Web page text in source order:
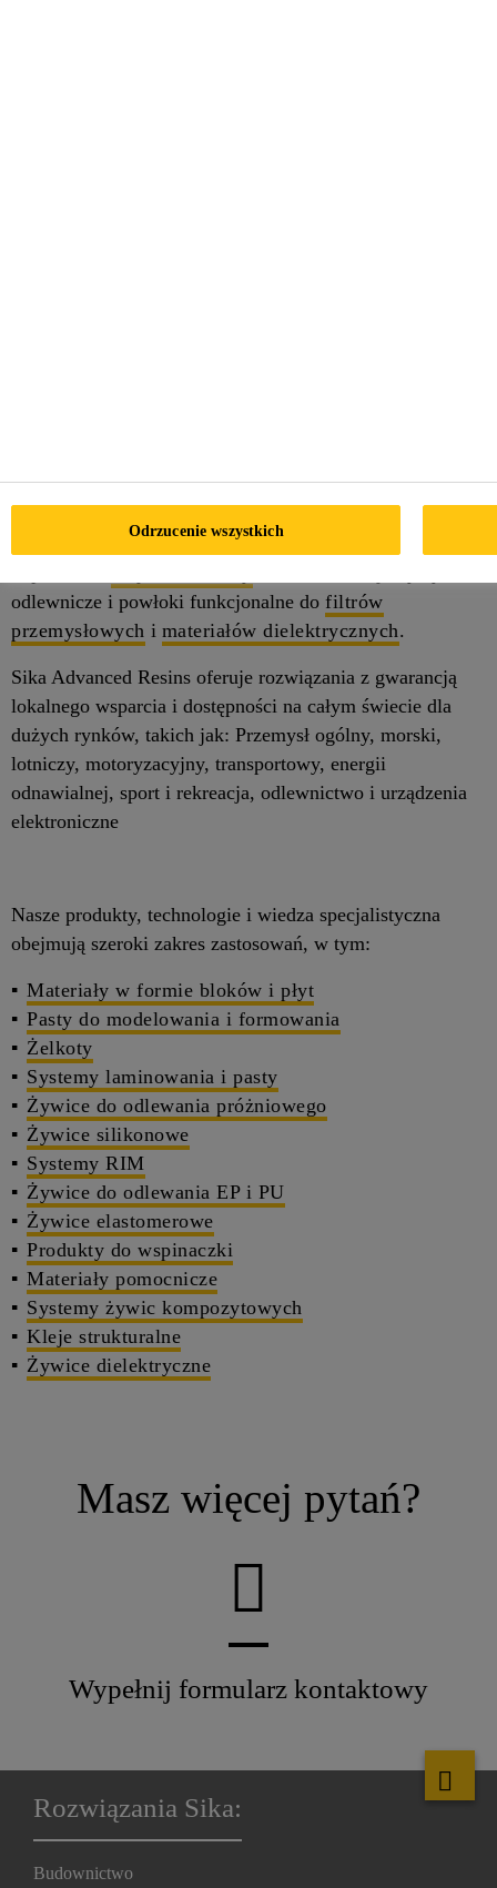
materiałówkompozytowych. Sika Advanced Resins
materiałów kompozytowych, od modelu do detalu, w tym
odlewnicze i powłoki funkcjonalne do filtrów
przemysłowych i materiałów dielektrycznych.
Sika Advanced Resins oferuje rozwiązania z gwarancją
lokalnego wsparcia i dostępności na całym świecie dla
dużych rynków, takich jak: Przemysł ogólny, morski,
lotniczy, motoryzacyjny, transportowy, energii
odnawialnej, sport i rekreacja, odlewnictwo i urządzenia
elektroniczne
Nasze produkty, technologie i wiedza specjalistyczna
obejmują szeroki zakres zastosowań, w tym:
Materiały w formie bloków i płyt
Pasty do modelowania i formowania
Żelkoty
Systemy laminowania i pasty
Żywice do odlewania próżniowego
Żywice silikonowe
Systemy RIM
Żywice do odlewania EP i PU
Żywice elastomerowe
Produkty do wspinaczki
Materiały pomocnicze
Systemy żywic kompozytowych
Kleje strukturalne
Żywice dielektryczne
Masz więcej pytań?
Wypełnij formularz kontaktowy
Rozwiązania Sika:
Budownictwo
Odrzucenie wszystkich